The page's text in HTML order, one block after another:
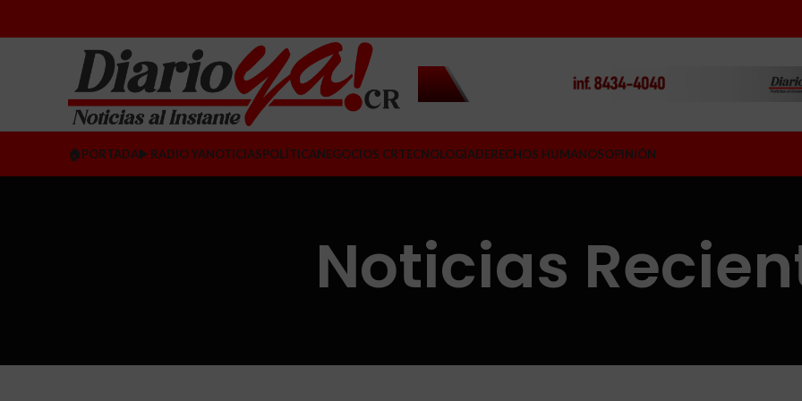
🏠PORTADA▶️ RADIO YANOTICIASPOLÍTICANEGOCIOS CRTECNOLOGÍADERECHOS HUMANOSOPINIÓN
Noticias